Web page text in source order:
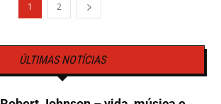
1 2
ÚLTIMAS NOTÍCIAS